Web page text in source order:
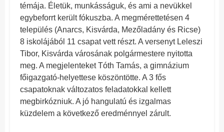
témája. Életük, munkásságuk, és ami a nevükkel
egybeforrt került fókuszba. A megmérettetésen 4
település (Anarcs, Kisvárda, Mezőladány és Ricse)
8 iskolájából 11 csapat vett részt. A versenyt Leleszi
Tibor, Kisvárda városának polgármestere nyitotta
meg. A megjelenteket Tóth Tamás, a gimnázium
főigazgató-helyettese köszöntötte. A 3 fős
csapatoknak változatos feladatokkal kellett
megbirkózniuk. A jó hangulatú és izgalmas
küzdelem a következő eredménnyel zárult.